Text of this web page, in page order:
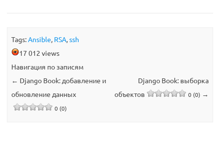
Tags:Ansible, RSA,ssh
17 012 views
Навигация по записям
← Django Book: добавление и
обновление данных
0 (0)
Django Book: выборка
объектов
0 (0) →